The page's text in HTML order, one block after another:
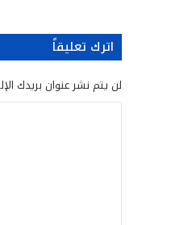
اترك تعليقاً
لن يتم نشر عنوان بريدك